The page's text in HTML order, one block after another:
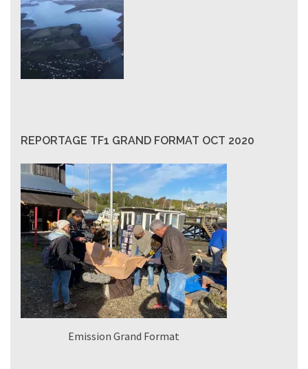
REPORTAGE TF1 GRAND FORMAT OCT 2020
Emission Grand Format